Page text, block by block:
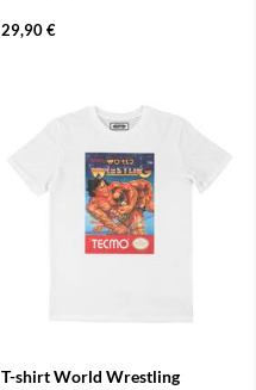
29,90 €
T-shirt World Wrestling